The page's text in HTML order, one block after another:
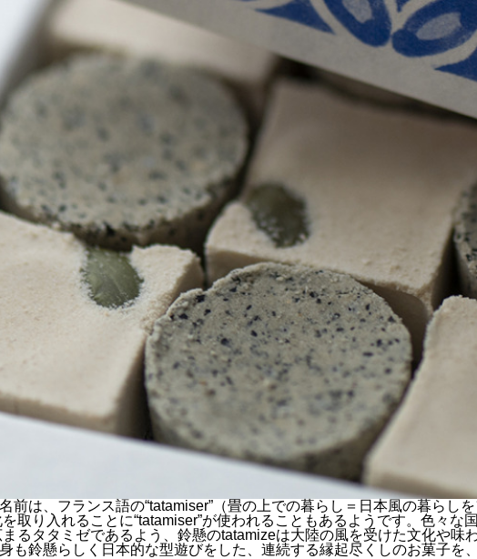
前は、フランス語の“tatamiser”（畳の上での暮らし＝日本風の暮ら
取り入れることに“tatamiser”が使われることもあるようです。色々
るタタミゼであるよう、鈴懸のtatamizeは大陸の風を受けた文化や
も鈴懸らしく日本的な型遊びをした、連続する縁起尽くしのお菓子